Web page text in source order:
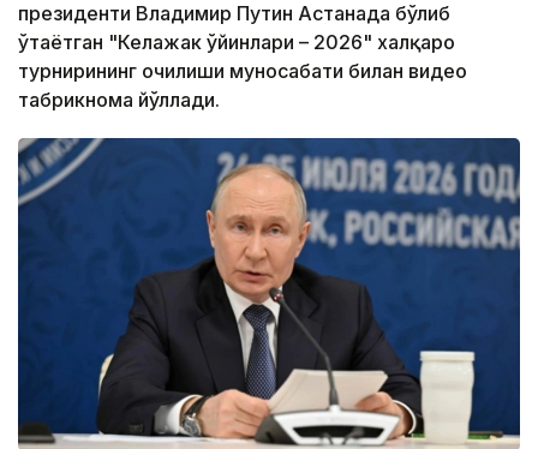
президенти Владимир Путин Астанада бўлиб
ўтаётган "Келажак ўйинлари – 2026" халқаро
турнирининг очилиши муносабати билан видео
табрикнома йўллади.